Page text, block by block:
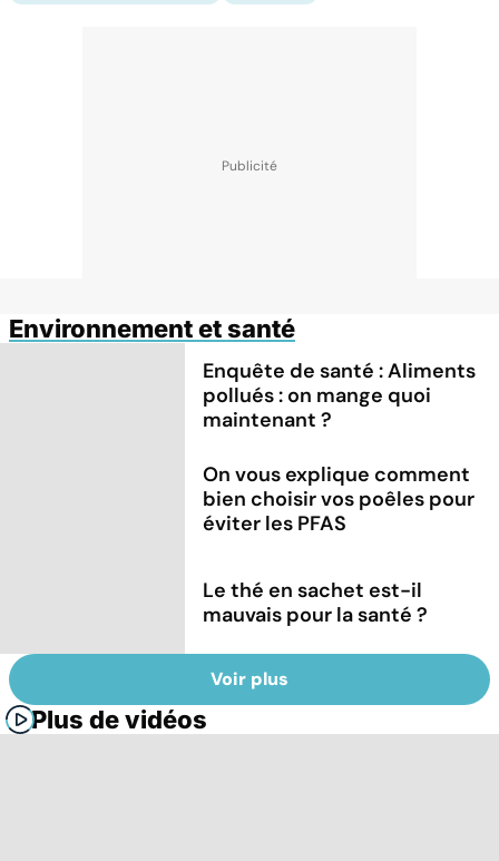
Environnement et santé
Enquête de santé : Aliments
pollués : on mange quoi
maintenant ?
On vous explique comment
bien choisir vos poêles pour
éviter les PFAS
Le thé en sachet est-il
mauvais pour la santé ?
Voir plus
Plus de vidéos